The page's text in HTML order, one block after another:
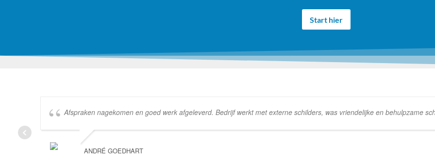
Start hier
Afspraken nagekomen en goed werk afgeleverd. Bedrijf werkt met externe schilders, was vriendelijke en behulpzame
ANDRÉ GOEDHART